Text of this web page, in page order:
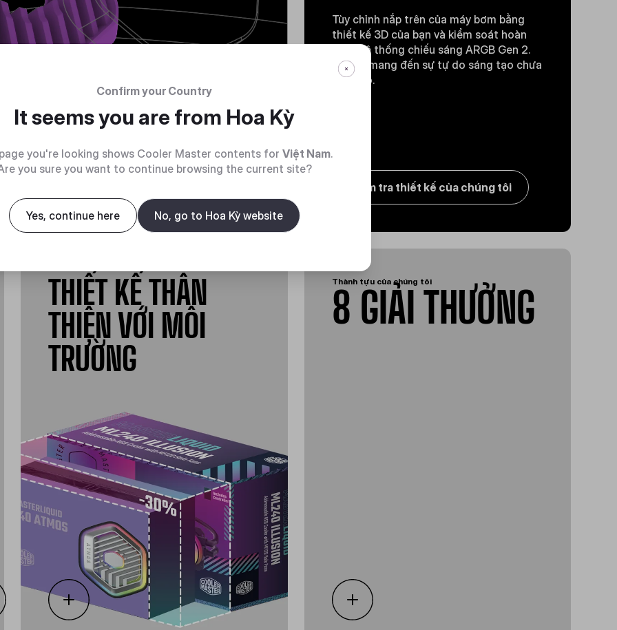
Tùy chỉnh nắp trên của máy bơm bằng
thiết kế 3D của bạn và kiểm soát hoàn
toàn hệ thống chiếu sáng ARGB Gen 2.
Atmos mang đến sự tự do sáng tạo chưa
từng có.
Kiểm tra thiết kế của chúng tôi
THIẾT KẾ THÂN
THIỆN VỚI MÔI
TRƯỜNG
Thành tựu của chúng tôi
8 GIẢI THƯỞNG
Confirm your Country
It seems you are from Hoa Kỳ
you're looking shows Cooler Master contents for Việt Nam.
you sure you want to continue browsing the current site?
Yes, continue here No, go to Hoa Kỳ website